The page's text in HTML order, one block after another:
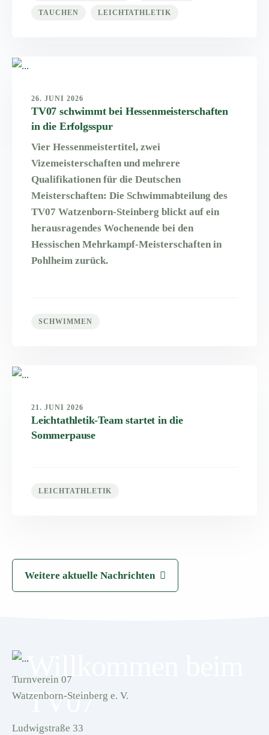
Willkommen beim
TV07
TAUCHEN LEICHTATHLETIK
26. JUNI 2026
TV07 schwimmt bei Hessenmeisterschaften
in die Erfolgsspur
Vier Hessenmeistertitel, zwei
Vizemeisterschaften und mehrere
Qualifikationen für die Deutschen
Meisterschaften: Die Schwimmabteilung des
TV07 Watzenborn-Steinberg blickt auf ein
herausragendes Wochenende bei den
Hessischen Mehrkampf-Meisterschaften in
Pohlheim zurück.
SCHWIMMEN
21. JUNI 2026
Leichtathletik-Team startet in die
Sommerpause
LEICHTATHLETIK
Weitere aktuelle Nachrichten
Turnverein 07
Watzenborn-Steinberg e. V.
Ludwigstraße 33